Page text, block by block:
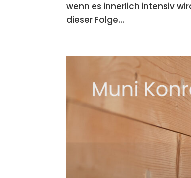
wenn es innerlich intensiv
dieser Folge...